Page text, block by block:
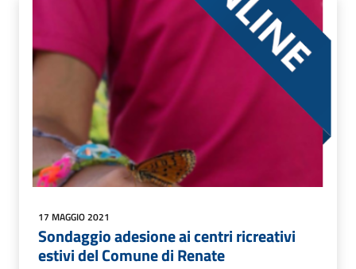
17 MAGGIO 2021
Sondaggio adesione ai centri ricreativi
estivi del Comune di Renate